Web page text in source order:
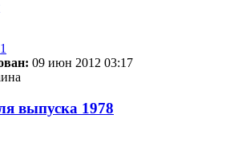
1
09 июн 2012 03:17
выпуска 1978